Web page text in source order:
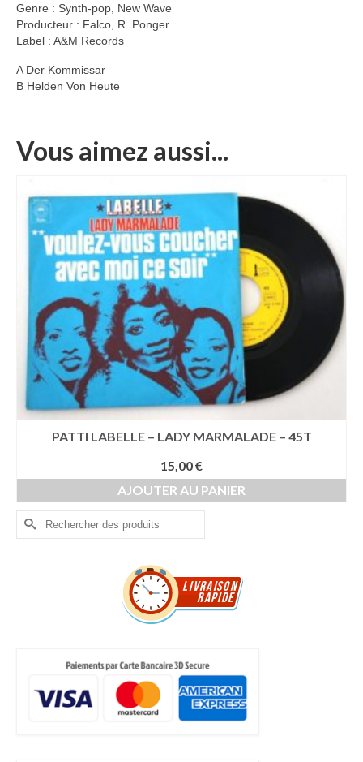
Genre : Synth-pop, New Wave
Producteur : Falco, R. Ponger
Label : A&M Records
A Der Kommissar
B Helden Von Heute
Vous aimez aussi...
PATTI LABELLE – LADY MARMALADE – 45T
15,00€
AJOUTER AU PANIER
Rechercher :